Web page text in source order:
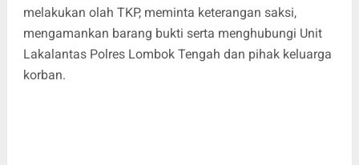
melakukan olah TKP, meminta keterangan saksi,
mengamankan barang bukti serta menghubungi Unit
Lakalantas Polres Lombok Tengah dan pihak keluarga
korban.